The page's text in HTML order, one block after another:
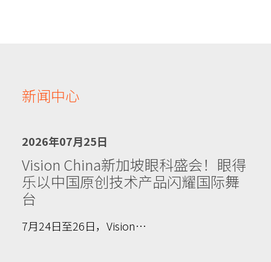
新闻中心
2026年07月25日
Vision China新加坡眼科盛会！眼得
乐以中国原创技术产品闪耀国际舞
台
7月24日至26日，Vision…